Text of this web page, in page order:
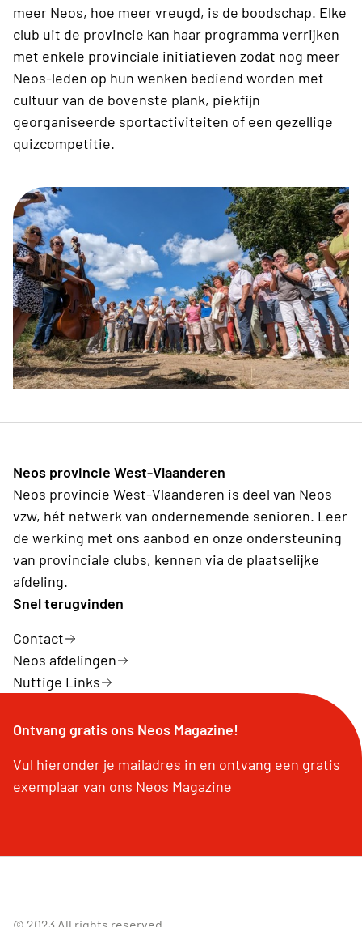
meer Neos, hoe meer vreugd, is de boodschap. Elke
club uit de provincie kan haar programma verrijken
met enkele provinciale initiatieven zodat nog meer
Neos-leden op hun wenken bediend worden met
cultuur van de bovenste plank, piekfijn
georganiseerde sportactiviteiten of een gezellige
quizcompetitie.
Neos provincie West-Vlaanderen
Neos provincie West-Vlaanderen is deel van Neos
vzw, hét netwerk van ondernemende senioren. Leer
de werking met ons aanbod en onze ondersteuning
van provinciale clubs, kennen via de plaatselijke
afdeling.
Snel terugvinden
Contact
Neos afdelingen
Nuttige Links
Ontvang gratis ons Neos Magazine!
Vul hieronder je mailadres in en ontvang een gratis
exemplaar van ons Neos Magazine